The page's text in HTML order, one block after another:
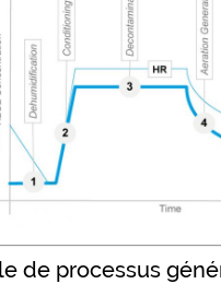
de processus